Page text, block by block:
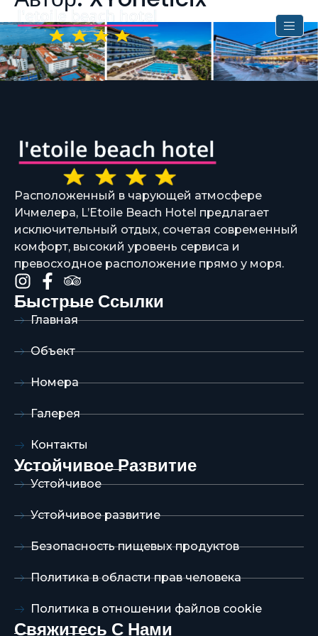
Расположенный в чарующей атмосфере
Ичмелера, L’Etoile Beach Hotel предлагает
исключительный отдых, сочетая современный
комфорт, высокий уровень сервиса и
превосходное расположение прямо у моря.
Быстрые Ссылки
Главная
Объект
Номера
Галерея
Контакты
Устойчивое Развитие
Устойчивое
Устойчивое развитие
Безопасность пищевых продуктов
Политика в области прав человека
Политика в отношении файлов cookie
Свяжитесь С Нами